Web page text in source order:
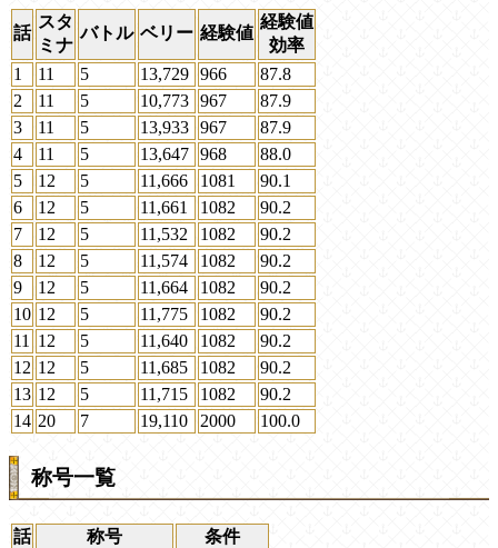
話
スタ
ミナ
バトル ベリー 経験値
経験値
効率
1
11 5 13,729 966
87.8
2
11 5 10,773 967
87.9
3
11 5 13,933 967
87.9
4
11 5 13,647 968
88.0
5
12 5 11,666 1081
90.1
6
12 5 11,661 1082
90.2
7
12 5 11,532 1082
90.2
8
12 5 11,574 1082
90.2
9
12 5 11,664 1082
90.2
10 12 5 11,775 1082
90.2
11
12 5 11,640 1082
90.2
12 12 5 11,685 1082
90.2
13 12 5 11,715 1082
90.2
14 20 7 19,110 2000 100.0
称号一覧
話 称号
条件